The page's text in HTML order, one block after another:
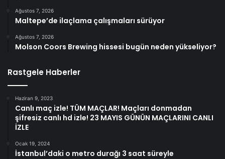
Ağustos 7, 2026
Maltepe’de ilaçlama çalışmaları sürüyor
Ağustos 7, 2026
Molson Coors Brewing hissesi bugün neden yükseliyor?
Rastgele Haberler
Haziran 9, 2023
Canlı maç izle! TÜM MAÇLAR! Maçları donmadan
şifresiz canlı hd izle! 23 MAYIS GÜNÜN MAÇLARINI CANLI
İZLE
Ocak 19, 2024
İstanbul’daki o metro durağı 3 saat süreyle